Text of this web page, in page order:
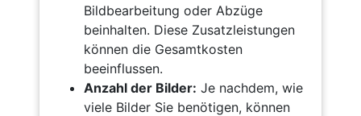
Bildbearbeitung oder Abzüge
beinhalten. Diese Zusatzleistungen
können die Gesamtkosten
beeinflussen.
Anzahl der Bilder: Je nachdem, wie
viele Bilder Sie benötigen, können